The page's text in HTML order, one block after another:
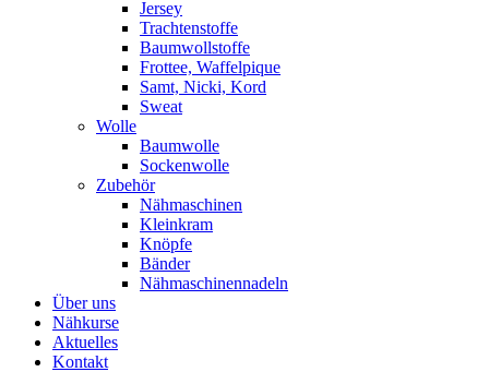
Jersey
Trachtenstoffe
Baumwollstoffe
Frottee, Waffelpique
Samt, Nicki, Kord
Sweat
Wolle
Baumwolle
Sockenwolle
Zubehör
Nähmaschinen
Kleinkram
Knöpfe
Bänder
Nähmaschinennadeln
Über uns
Nähkurse
Aktuelles
Kontakt